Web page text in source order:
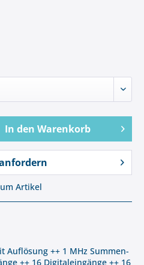
In den Warenkorb
Artikel
Auflösung ++ 1 MHz Summen-
++ 16 Digitaleingänge ++ 16